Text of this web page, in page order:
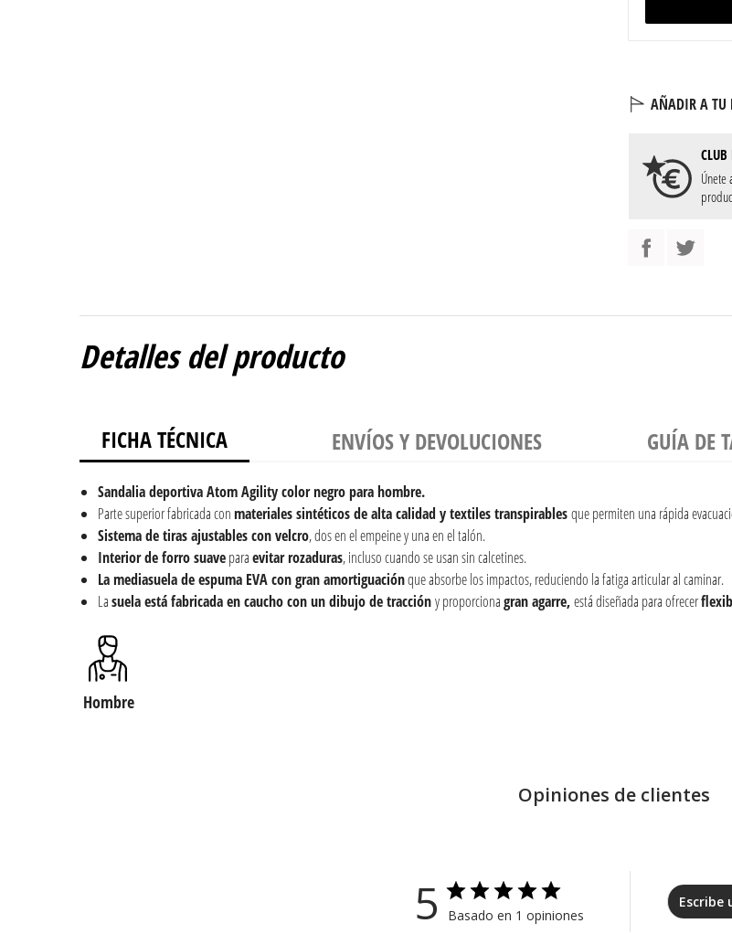
AÑADIR A TU
CLUB
Únete
Detalles del producto
FICHA TÉCNICA ENVÍOS Y DEVOLUCIONES GUÍA DE
Sandalia deportivaAtom Agility color negro para hombre.
Parte superior fabricada conmateriales sintéticos de alta calidad y textiles transpirablesque permiten una rápida
Sistema de tiras ajustables con velcro, dos en el empeine y una en el talón.
Interior de forro suaveparaevitar rozaduras, incluso cuando se usan sin calcetines.
La mediasuela de espuma EVA con gran amortiguaciónque absorbe los impactos, reduciendo la fatiga articular al caminar.
Lasuela está fabricada en caucho con un dibujo de traccióny proporcionagran agarre,está diseñada para ofrecer
Hombre
Opiniones de clientes
5 Basado en 1 opiniones
Escribe